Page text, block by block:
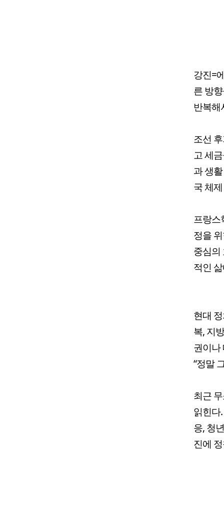
강진=
른 방
반복해
조선
고 세
과 생
국 체
프랑스
정을
중심의
적인
현대
복, 지
권이나
“정말
최근
읽힌다
응, 청
진에